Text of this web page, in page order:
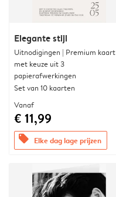
Elegante stijl
Uitnodigingen | Premium kaart
met keuze uit 3
papierafwerkingen
Set van 10 kaarten
Vanaf
€ 11,99
offers Elke dag lage prijzen